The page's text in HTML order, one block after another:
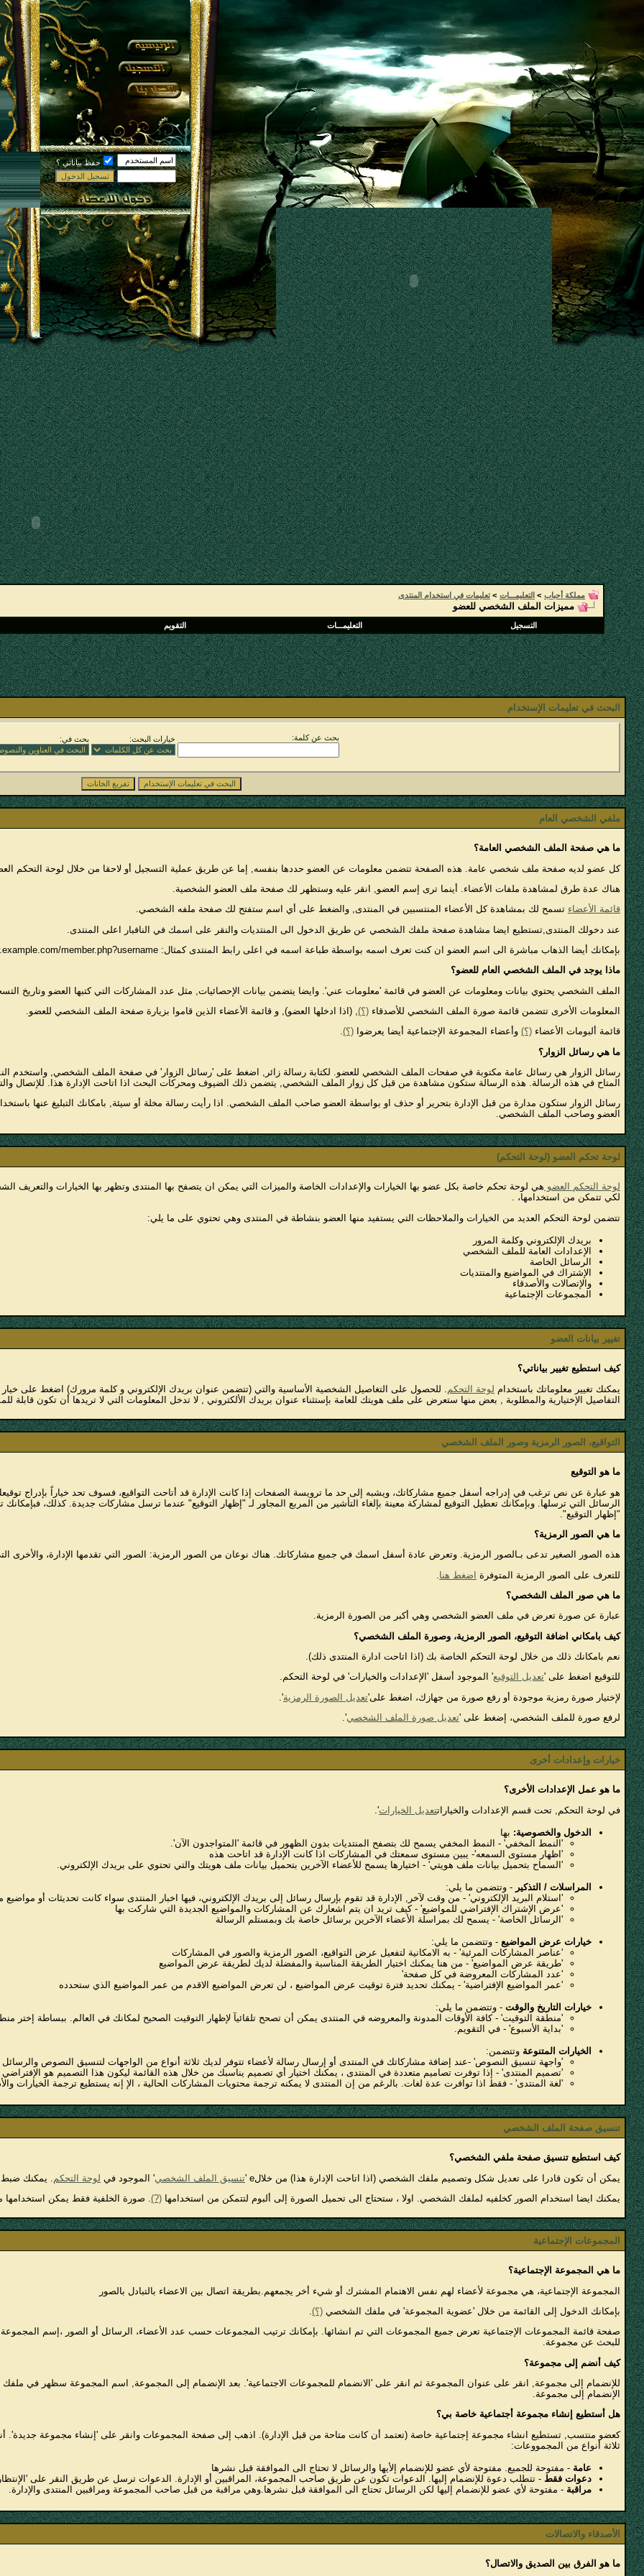
حفظ بياناتي ؟
مملكة أحباب > التعليمـــات > تعليمات في استخدام المنتدى
مميزات الملف الشخصي للعضو
التسجيل التعليمـــات التقويم
البحث في تعليمات الإستخدام
بحث عن كلمة: خيارات البحث: بحث في:
ملفي الشخصي العام
ما هي صفحة الملف الشخصي العامة؟
كل عضو لديه صفحة ملف شخصي عامة. هذه الصفحة تتضمن معلومات عن العضو حددها بنفسه, إما عن طريق عملية التسجيل أو لاحقا من خلال لوحة التحكم
هناك عدة طرق لمشاهدة ملفات الأعضاء. أينما ترى إسم العضو, انقر عليه وستظهر لك صفحة ملف العضو الشخصية.
قائمة الأعضاء تسمح لك بمشاهدة كل الأعضاء المنتسبين في المنتدى, والضغط على أي اسم ستفتح لك صفحة ملفه الشخصي.
عند دخولك المنتدى,تستطيع ايضا مشاهدة صفحة ملفك الشخصي عن طريق الدخول الى المنتديات والنقر على اسمك في النافبار اعلى المنتدى.
بإمكانك أيضا الذهاب مباشرة الى اسم العضو ان كنت تعرف اسمه بواسطة طباعة اسمه في اعلى رابط المنتدى كمثال: http://www.example.com/member.php?username=<اسم العضو>
ماذا يوجد في الملف الشخصي العام للعضو؟
الملف الشخصي يحتوي بيانات ومعلومات عن العضو في قائمة 'معلومات عني'. وايضا يتضمن بيانات الإحصائيات, مثل عدد المشاركات التي كتبها العضو وتاريخ
المعلومات الأخرى تتضمن قائمة صورة الملف الشخصي للأصدقاء (؟) , (اذا ادخلها العضو), و قائمة الأعضاء الذين قاموا بزيارة صفحة الملف الشخصي للعضو.
قائمة ألبومات الأعضاء (؟) وأعضاء المجموعة الإجتماعية أيضا يعرضوا (؟).
ما هي رسائل الزوار؟
رسائل الزوار هي رسائل عامة مكتوبة في صفحات الملف الشخصي للعضو. لكتابة رسالة زائر, اضغط على 'رسائل الزوار' في صفحة الملف الشخصي, واستخدم
المتاح في هذه الرسالة. هذه الرسالة ستكون مشاهدة من قبل كل زوار الملف الشخصي, يتضمن ذلك الضيوف ومحركات البحث اذا اتاحت الإدارة هذا. للإتصال
رسائل الزوار ستكون مدارة من قبل الإدارة بتحرير أو حذف او بواسطة العضو صاحب الملف الشخصي. اذا رأيت رسالة مخلة أو سيئة, بامكانك التبليغ عنها
العضو وصاحب الملف الشخصي.
لوحة تحكم العضو (لوحة التحكم)
لوحة التحكم العضو هي لوحة تحكم خاصة بكل عضو بها الخيارات والإعدادات الخاصة والميزات التي يمكن ان يتصفح بها المنتدى وتظهر بها الخيارات والتعريف
لكي تتمكن من استخدامها، .
تتضمن لوحة التحكم العديد من الخيارات والملاحظات التي يستفيد منها العضو بنشاطة في المنتدى وهي تحتوي على ما يلي:
بريدك الإلكتروني وكلمة المرور
الإعدادات العامة للملف الشخصي
الرسائل الخاصة
الإشتراك في المواضيع والمنتديات
والإتصالات والأصدقاء
المجموعات الإجتماعية
تغيير بيانات العضو
كيف استطيع تغيير بياناتي؟
يمكنك تغيير معلوماتك باستخدام لوحة التحكم
. للحصول على التغاصيل الشخصية الأساسية والتي (تتضمن عنوان بريدك الإلكتروني و كلمة مرورك) اضغط على
التفاصيل الإختيارية والمطلوبة , بعض منها ستعرض على ملف هويتك للعامة بإستثناء عنوان بريدك الألكتروني , لا تدخل المعلومات التي لا تريدها أن تكون قابلة
التواقيع، الصور الرمزية وصور الملف الشخصي
ما هو التوقيع
هو عبارة عن نص ترغب في إدراجه أسفل جميع مشاركاتك، ويشبه إلى حد ما ترويسة الصفحات إذا كانت الإدارة قد أتاحت التواقيع، فسوف تحد خياراً بإدراج
الرسائل التي ترسلها. وبإمكانك تعطيل التوقيع لمشاركة معينة بإلغاء التأشير من المربع المجاور لـ "إظهار التوقيع" عندما ترسل مشاركات جديدة. كذلك،
"إظهار التوقيع".
ما هي الصور الرمزية؟
هذه الصور الصغير تدعى بـالصور الرمزية. وتعرض عادة أسفل اسمك في جميع مشاركاتك. هناك نوعان من الصور الرمزية: الصور التي تقدمها الإدارة، والأخرى
للتعرف على الصور الرمزية المتوفرة اضغط هنا
ما هي صور الملف الشخصي؟
عبارة عن صورة تعرض في ملف العضو الشخصي وهي أكبر من الصورة الرمزية.
كيف بامكاني اضافة التوقيع، الصور الرمزية، وصورة الملف الشخصي؟
نعم بامكانك ذلك من خلال لوحة التحكم الخاصة بك (اذا اتاحت ادارة المنتدى ذلك).
للتوقيع اضغط على 'تعديل التوقيع' الموجود أسفل 'الإعدادات والخيارات' في لوحة التحكم.
لإختيار صورة رمزية موجودة أو رفع صورة من جهازك، اضغط على'تعديل الصورة الرمزية'.
لرفع صورة للملف الشخصي، إضغط على 'تعديل صورة الملف الشخصي'.
خيارات وإعدادات أخرى
ما هو عمل الإعدادات الأخرى؟
في لوحة التحكم, تحت قسم الإعدادات والخياراتتعديل الخيارات'.
الدخول والخصوصية: بها
'النمط المخفي' - النمط المخفي يسمح لك بتصفح المنتديات بدون الظهور في قائمة 'المتواجدون الآن'.
'اظهار مستوى السمعه'- يبين مستوى سمعتك في المشاركات اذا كانت الإدارة قد اتاحت هذه
'السماح بتحميل بيانات ملف هويتي' - اختيارها يسمح للأعضاء الآخرين بتحميل بيانات ملف هويتك والتي تحتوي على بريدك الإلكتروني.
المراسلات / التذكير - وتتضمن ما يلي:
'استلام البريد الإلكتروني' - من وقت لآخر, الإدارة قد تقوم بإرسال رسائل إلى بريدك الإلكتروني، فيها اخبار المنتدى سواء كانت تحديثات أو مواضيع
'عرض الإشتراك الإفتراضي للمواضيع' - كيف تريد ان يتم اشعارك عن المشاركات والمواضيع الجديدة التي شاركت بها
'الرسائل الخاصة' - يسمح لك بمراسلة الأعضاء الآخرين برسائل خاصة بك وبمستلم الرسالة
خيارات عرض المواضيع - وتتضمن ما يلي:
'عناصر المشاركات المرئية' - به الامكانية لتفعيل عرض التواقيع، الصور الرمزية والصور في المشاركات
'طريقة عرض المواضيع' - من هنا يمكنك اختيار الطريقة المناسبة والمفضلة لديك لطريقة عرض المواضيع
'عدد المشاركات المعروضة في كل صفحة'
'عمر المواضيع الإفتراضية' - يمكنك تحديد فترة توقيت عرض المواضيع ، لن تعرض المواضيع الاقدم من عمر المواضيع الذي ستحدده
خيارات التاريخ والوقت - وتتضمن ما يلي:
'منطقة التوقيت' - كافة الأوقات المدونة والمعروضه في المنتدى يمكن أن تصحح تلقائيآ لإظهار التوقيت الصحيح لمكانك في العالم. ببساطة إختر
'بداية الأسبوع' - في التقويم.
الخيارات المتنوعة وتتضمن:
'واجهة تنسيق النصوص' -عند إضافة مشاركاتك في المنتدى أو إرسال رسالة لأعضاء تتوفر لديك ثلاثة أنواع من الواجهات لتنسيق النصوص والرسائل
'تصميم المنتدى' - إذا توفرت تصاميم متعددة في المنتدى ، يمكنك اختيار أي تصميم يناسبك من خلال هذه القائمة ليكون هذا التصميم هو
'لغة المنتدى' - فقط اذا توافرت عدة لغات. بالرغم من إن المنتدى لا يمكنه ترجمة محتويات المشاركات الحالية ، الإ إنه يستطيع ترجمة الخيارات
تنسيق صفحة الملف الشخصي
كيف استطيع تنسيق صفحة ملفي الشخصي؟
يمكن أن تكون قادرا على تعديل شكل وتصميم ملفك الشخصي (اذا اتاحت الإدارة هذا) من خلالe '
تنسيق الملف الشخصي' الموجود في لوحة التحكم
. يمكنك ضبط
يمكنك ايضا استخدام الصور كخلفيه لملفك الشخصي. اولا ، ستحتاج الى تحميل الصورة إلى ألبوم لتتمكن من استخدامها (?) . صورة الخلفية فقط يمكن استخدامها
المجموعات الإجتماعية
ما هي المجموعة الإجتماعية؟
المجموعة الإجتماعية، هي مجموعة لأعضاء لهم نفس الاهتمام المشترك أو شيء أخر يجمعهم.بطريقة اتصال بين الاعضاء بالتبادل بالصور
بإمكانك الدخول إلى القائمة من خلال 'عضوية المجموعة' في ملفك الشخصي (؟)
صفحة قائمة المجموعات الإجتماعية تعرض جميع المجموعات التي تم انشائها. بإمكانك ترتيب المجموعات حسب عدد الأعضاء، الرسائل أو الصور ،إسم
للبحث عن مجموعة.
كيف أنضم إلى مجموعة؟
للإنضمام إلى مجموعة, انقر على عنوان المجموعة ثم انقر على 'الانضمام للمجموعات الاجتماعية'. بعد الإنضمام إلى المجموعة, اسم المجموعة سظهر
الإنضمام إلى مجموعة.
هل أستطيع إنشاء مجموعة أجتماعية خاصة بي؟
كعضو منتسب, تستطيع انشاء مجموعة إجتماعية خاصة (تعتمد أن كانت متاحة من قبل الإدارة). اذهب إلى صفحة المجموعات وانقر على 'إنشاء مجموعة جديدة'.
ثلاثة أنواع من المجمووعات:
عامة - مفتوحة للجميع. مفتوحة لأي عضو للإنضمام إلأيها والرسائل لا تحتاج الى الموافقة قبل نشرها
دعوات فقط - تتطلب دعوة للإنضمام إليها. الدعوات تكون عن طريق صاحب المجموعة، المراقبين أو الإدارة. الدعوات ترسل عن طريق النقر على
مراقبة - مفتوحة لأي عضو للإنضمام إليها لكن الرسائل تحتاج الى الموافقة قبل نشرها.وهي مراقبة من قبل صاحب المجموعة ومراقبين المنتدى والإدارة.
الأصدقاء والاتصالات
ما هو الفرق بين الصديق والاتصال؟